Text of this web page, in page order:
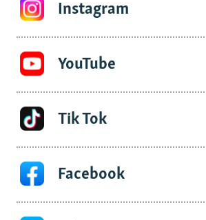
Instagram
YouTube
Tik Tok
Facebook